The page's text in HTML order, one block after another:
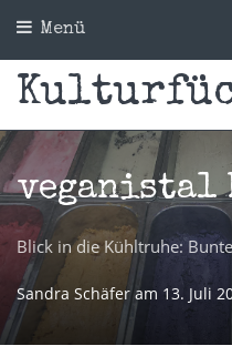
Menü
veganista1
Blick in die Kühltruhe:
Sandra Schäferam 13. Juli